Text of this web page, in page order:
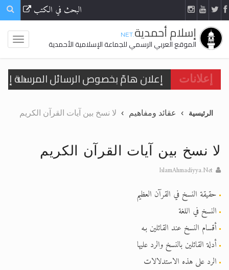
البحث في الكتب
إسلام أحمدية.NET
الموقع العربي الرسمي للجماعة الإسلامية الأحمدية
إعلانات
الحجّ.. دلالات، حِكم، وأهداف >> المزيد
اقرأ هذا المقال في أهمية عيد
اقرأ هذا المقال في أهمية عيد
الحجّ.. دلالات، حِكم، وأهداف >> المزيد
تعميم هامّ لأفراد الجماعة >> المزيد
تعميم هامّ لأفراد الجماعة >> المزيد
الرئيسية عقائد ومفاهيم لا نسخ بين آيات القرآن الكريم
لا نسخ بين آيات القرآن الكريم
IslamAhmadiyya.Net
حقيقة النسخ في القرآن العظيم
النسخ في اللغة
أقسام النسخ عند القائلين بـه
أدلة القائلين بالنسخ والرد عليها
الرد على هذه الاستدلالات